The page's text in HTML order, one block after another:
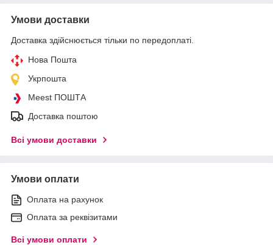
Умови доставки
Доставка здійснюється тільки по передоплаті.
Нова Пошта
Укрпошта
Meest ПОШТА
Доставка поштою
Всі умови доставки
Умови оплати
Оплата на рахунок
Оплата за реквізитами
Всі умови оплати